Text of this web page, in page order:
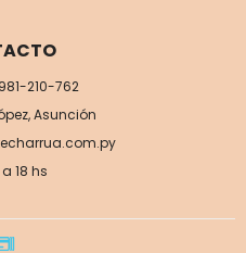
210-762
Asunción
18 hs